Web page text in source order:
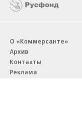
О «Коммерсанте»
Архив
Контакты
Реклама